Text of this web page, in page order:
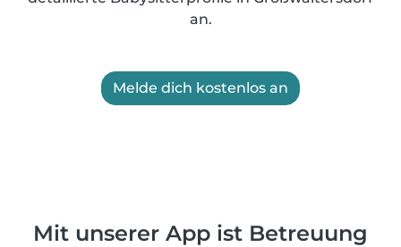
an.
Melde dich kostenlos an
Mit unserer App ist Betreuung